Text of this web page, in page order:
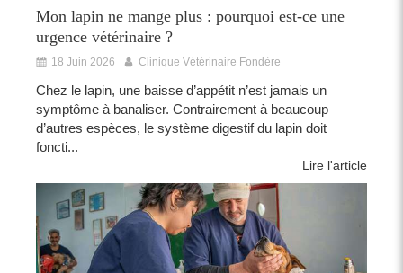
Mon lapin ne mange plus : pourquoi est-ce une
urgence vétérinaire ?
18 Juin 2026 Clinique Vétérinaire Fondère
Chez le lapin, une baisse d’appétit n’est jamais un
symptôme à banaliser. Contrairement à beaucoup
d’autres espèces, le système digestif du lapin doit
foncti...
Lire l'article